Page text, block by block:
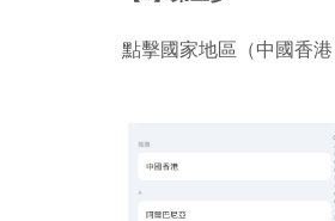
點擊國家地區（中國香